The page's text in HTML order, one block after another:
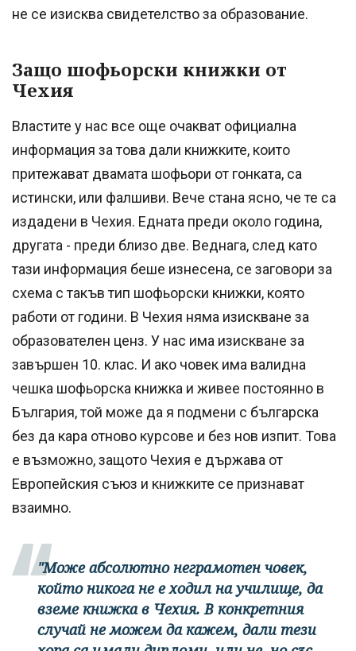
не се изисква свидетелство за образование.
Защо шофьорски книжки от
Чехия
Властите у нас все още очакват официална
информация за това дали книжките, които
притежават двамата шофьори от гонката, са
истински, или фалшиви. Вече стана ясно, че те са
издадени в Чехия. Едната преди около година,
другата - преди близо две. Веднага, след като
тази информация беше изнесена, се заговори за
схема с такъв тип шофьорски книжки, която
работи от години. В Чехия няма изискване за
образователен ценз. У нас има изискване за
завършен 10. клас. И ако човек има валидна
чешка шофьорска книжка и живее постоянно в
България, той може да я подмени с българска
без да кара отново курсове и без нов изпит. Това
е възможно, защото Чехия е държава от
Европейския съюз и книжките се признават
взаимно.
"Може абсолютно неграмотен човек,
който никога не е ходил на училище, да
вземе книжка в Чехия. В конкретния
случай не можем да кажем, дали тези